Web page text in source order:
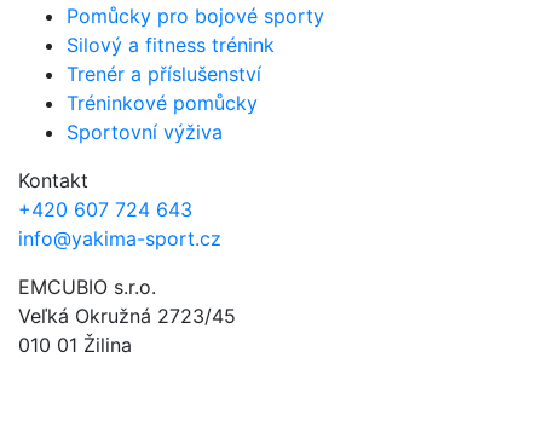
Pomůcky pro bojové sporty
Silový a fitness trénink
Trenér a příslušenství
Tréninkové pomůcky
Sportovní výživa
Kontakt
+420 607 724 643
info@yakima-sport.cz
EMCUBIO s.r.o.
Veľká Okružná 2723/45
010 01 Žilina